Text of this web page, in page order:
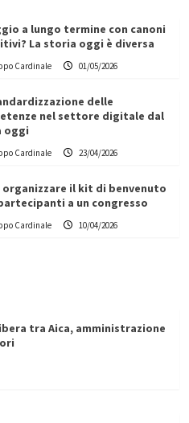
a lungo termine con canoni
La storia oggi è diversa
Cardinale 01/05/2026
delle
nel settore digitale dal
oggi
Cardinale 23/04/2026
organizzare il kit di benvenuto
a un congresso
Cardinale 10/04/2026
tra Aica, amministrazione